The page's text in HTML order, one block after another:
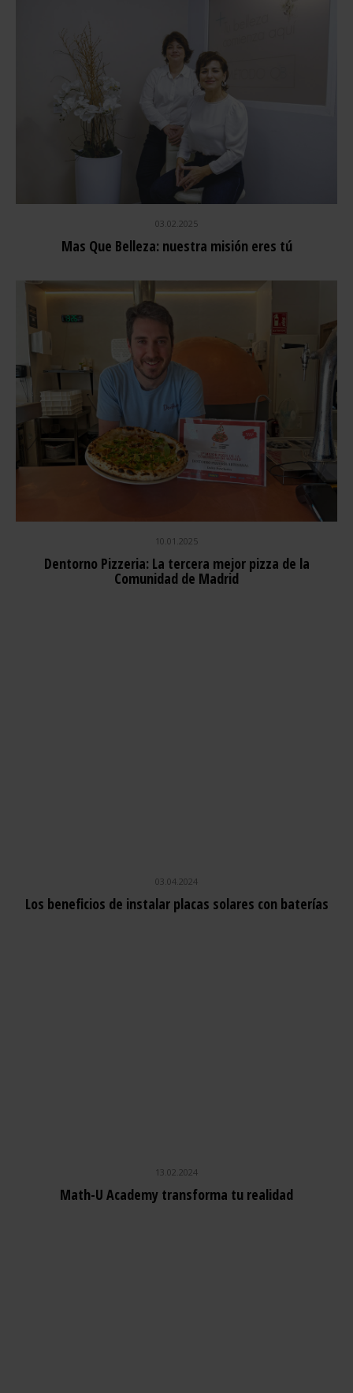
03.02.2025
Mas Que Belleza: nuestra misión eres tú
10.01.2025
Dentorno Pizzeria: La tercera mejor pizza de la
Comunidad de Madrid
03.04.2024
Los beneficios de instalar placas solares con baterías
13.02.2024
Math-U Academy transforma tu realidad